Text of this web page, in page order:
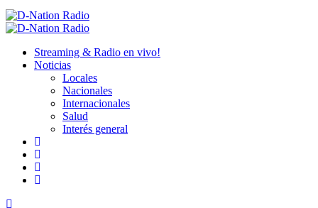
Menú
Streaming & Radio en vivo!
Noticias
Locales
Nacionales
Internacionales
Salud
Interés general